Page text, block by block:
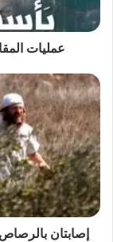
عمليات
إصابتان